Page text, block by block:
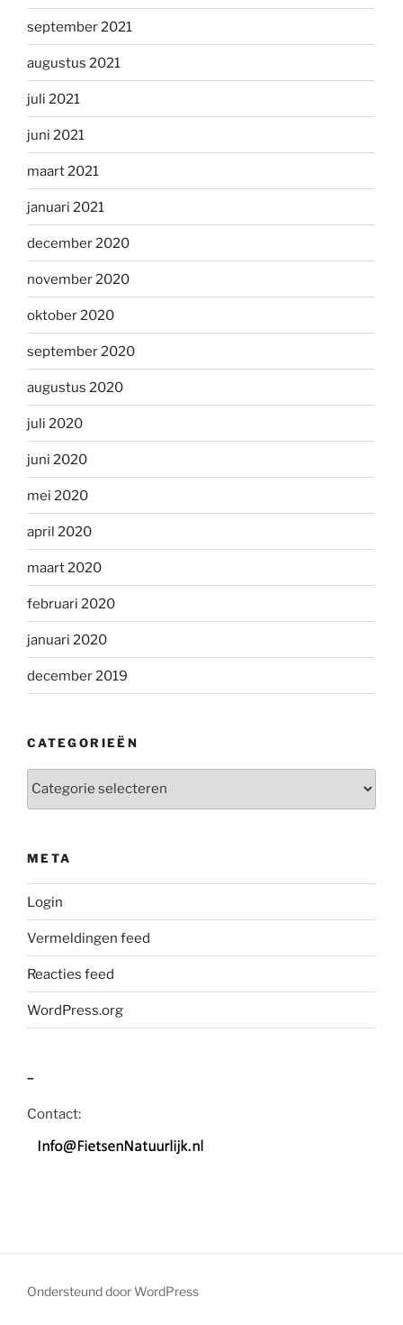
september 2021
augustus 2021
juli 2021
juni 2021
maart 2021
januari 2021
december 2020
november 2020
oktober 2020
september 2020
augustus 2020
juli 2020
juni 2020
mei 2020
april 2020
maart 2020
februari 2020
januari 2020
december 2019
CATEGORIEËN
META
Login
Vermeldingen feed
Reacties feed
WordPress.org
–
Contact:
Ondersteund door WordPress